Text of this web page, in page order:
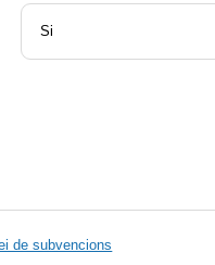
Si
de subvencions